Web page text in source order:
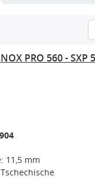
PRO 560 - SXP
11,5 mm